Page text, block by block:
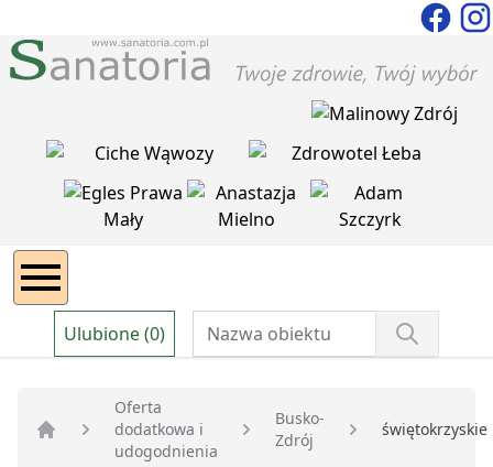
Ulubione (0)
Strona główna
Oferta
dodatkowa i
udogodnienia
Busko-
Zdrój
świętokrzyskie